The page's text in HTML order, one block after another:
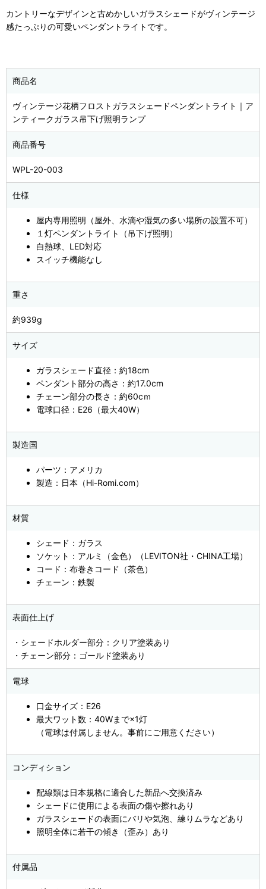
カントリーなデザインと古めかしいガラスシェードがヴィンテージ
感たっぷりの可愛いペンダントライトです。
商品名
ヴィンテージ花柄フロストガラスシェードペンダントライト｜ア
ンティークガラス吊下げ照明ランプ
商品番号
WPL-20-003
仕様
屋内専用照明（屋外、水滴や湿気の多い場所の設置不可）
１灯ペンダントライト（吊下げ照明）
白熱球、LED対応
スイッチ機能なし
重さ
約939g
サイズ
ガラスシェード直径：約18cm
ペンダント部分の高さ：約17.0cm
チェーン部分の長さ：約60cｍ
電球口径：E26（最大40W）
製造国
パーツ：アメリカ
製造：日本（Hi-Romi.com）
材質
シェード：ガラス
ソケット：アルミ（金色）（LEVITON社・CHINA工場）
コード：布巻きコード（茶色）
チェーン：鉄製
表面仕上げ
・シェードホルダー部分：クリア塗装あり
・チェーン部分：ゴールド塗装あり
電球
口金サイズ：E26
最大ワット数：40Wまで×1灯
（電球は付属しません。事前にご用意ください）
コンディション
配線類は日本規格に適合した新品へ交換済み
シェードに使用による表面の傷や擦れあり
ガラスシェードの表面にバリや気泡、練りムラなどあり
照明全体に若干の傾き（歪み）あり
付属品